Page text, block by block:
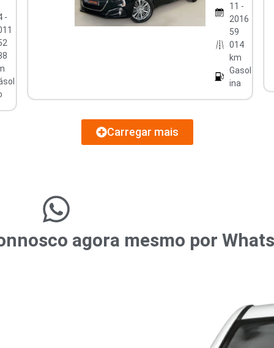
-
11 -
2016
59
014
km
Gasol
ina
Carregar mais
agora mesmo por